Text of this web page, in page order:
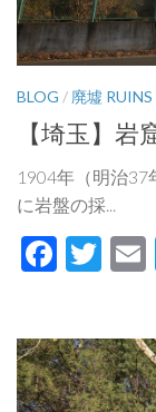
BLOG / 廃墟 RUINS
【埼玉】
1904年（明治37
に岩盤の採...